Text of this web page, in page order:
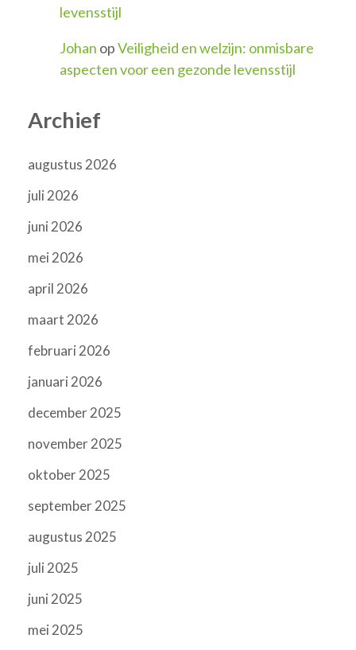
levensstijl
Johan opVeiligheid en welzijn: onmisbare
aspecten voor een gezonde levensstijl
Archief
augustus 2026
juli 2026
juni 2026
mei 2026
april 2026
maart 2026
februari 2026
januari 2026
december 2025
november 2025
oktober 2025
september 2025
augustus 2025
juli 2025
juni 2025
mei 2025